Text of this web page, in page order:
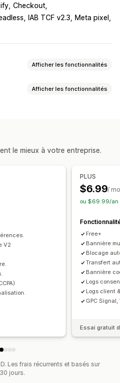
Checkout
IAB TCF v2.3
Meta pixel
Afficher les fonctionnalités
Affichage fixe
de rapports
Suivi des performances
réel
Rapports de trafic
Afficher les fonctionnalités
de marque personnalisée
Test A/B
Blocage automatique
Expiration du consentement
des données
PDPA
le mieux à votre entreprise.
V2
PLUS
$6.99/
ou $69.99/an
Free+
Bannière
Blocage
Transfert
Bannière
Logs
Logs client
GPC Signal,
Essai gratuit
Les frais récurrents et basés sur
jours.